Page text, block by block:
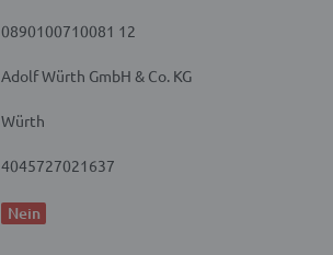
0890100710081 12
Adolf Würth GmbH & Co. KG
Würth
4045727021637
Nein